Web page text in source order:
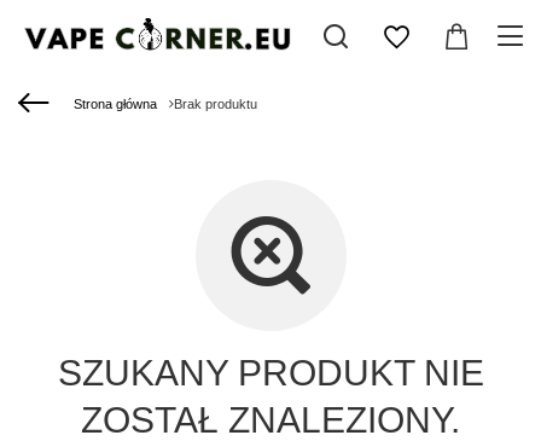
Strona główna Brak produktu
SZUKANY PRODUKT NIE
ZOSTAŁ ZNALEZIONY.